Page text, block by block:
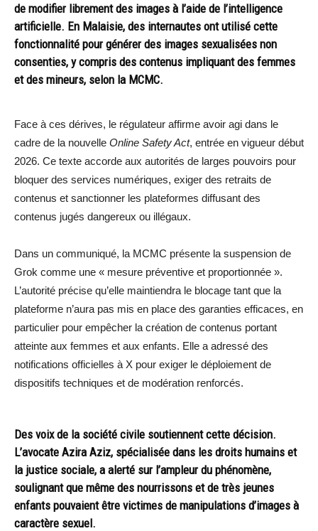
de modifier librement des images à l’aide de l’intelligence
artificielle. En Malaisie, des internautes ont utilisé cette
fonctionnalité pour générer des images sexualisées non
consenties, y compris des contenus impliquant des femmes
et des mineurs, selon la MCMC.
Face à ces dérives, le régulateur affirme avoir agi dans le
cadre de la nouvelle Online Safety Act, entrée en vigueur début
2026. Ce texte accorde aux autorités de larges pouvoirs pour
bloquer des services numériques, exiger des retraits de
contenus et sanctionner les plateformes diffusant des
contenus jugés dangereux ou illégaux.
Dans un communiqué, la MCMC présente la suspension de
Grok comme une « mesure préventive et proportionnée ».
L’autorité précise qu’elle maintiendra le blocage tant que la
plateforme n’aura pas mis en place des garanties efficaces, en
particulier pour empêcher la création de contenus portant
atteinte aux femmes et aux enfants. Elle a adressé des
notifications officielles à X pour exiger le déploiement de
dispositifs techniques et de modération renforcés.
Des voix de la société civile soutiennent cette décision.
L’avocate Azira Aziz, spécialisée dans les droits humains et
la justice sociale, a alerté sur l’ampleur du phénomène,
soulignant que même des nourrissons et de très jeunes
enfants pouvaient être victimes de manipulations d’images à
caractère sexuel.